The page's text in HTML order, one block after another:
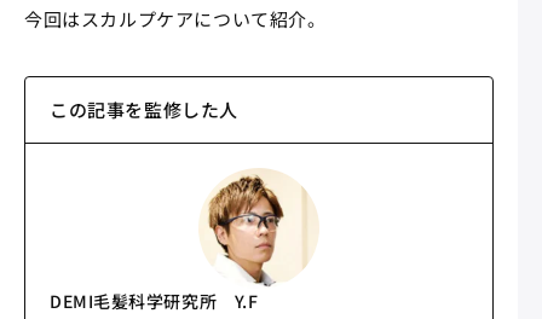
今回はスカルプケアについて紹介。
この記事を監修した人
DEMI毛髪科学研究所 Y.F